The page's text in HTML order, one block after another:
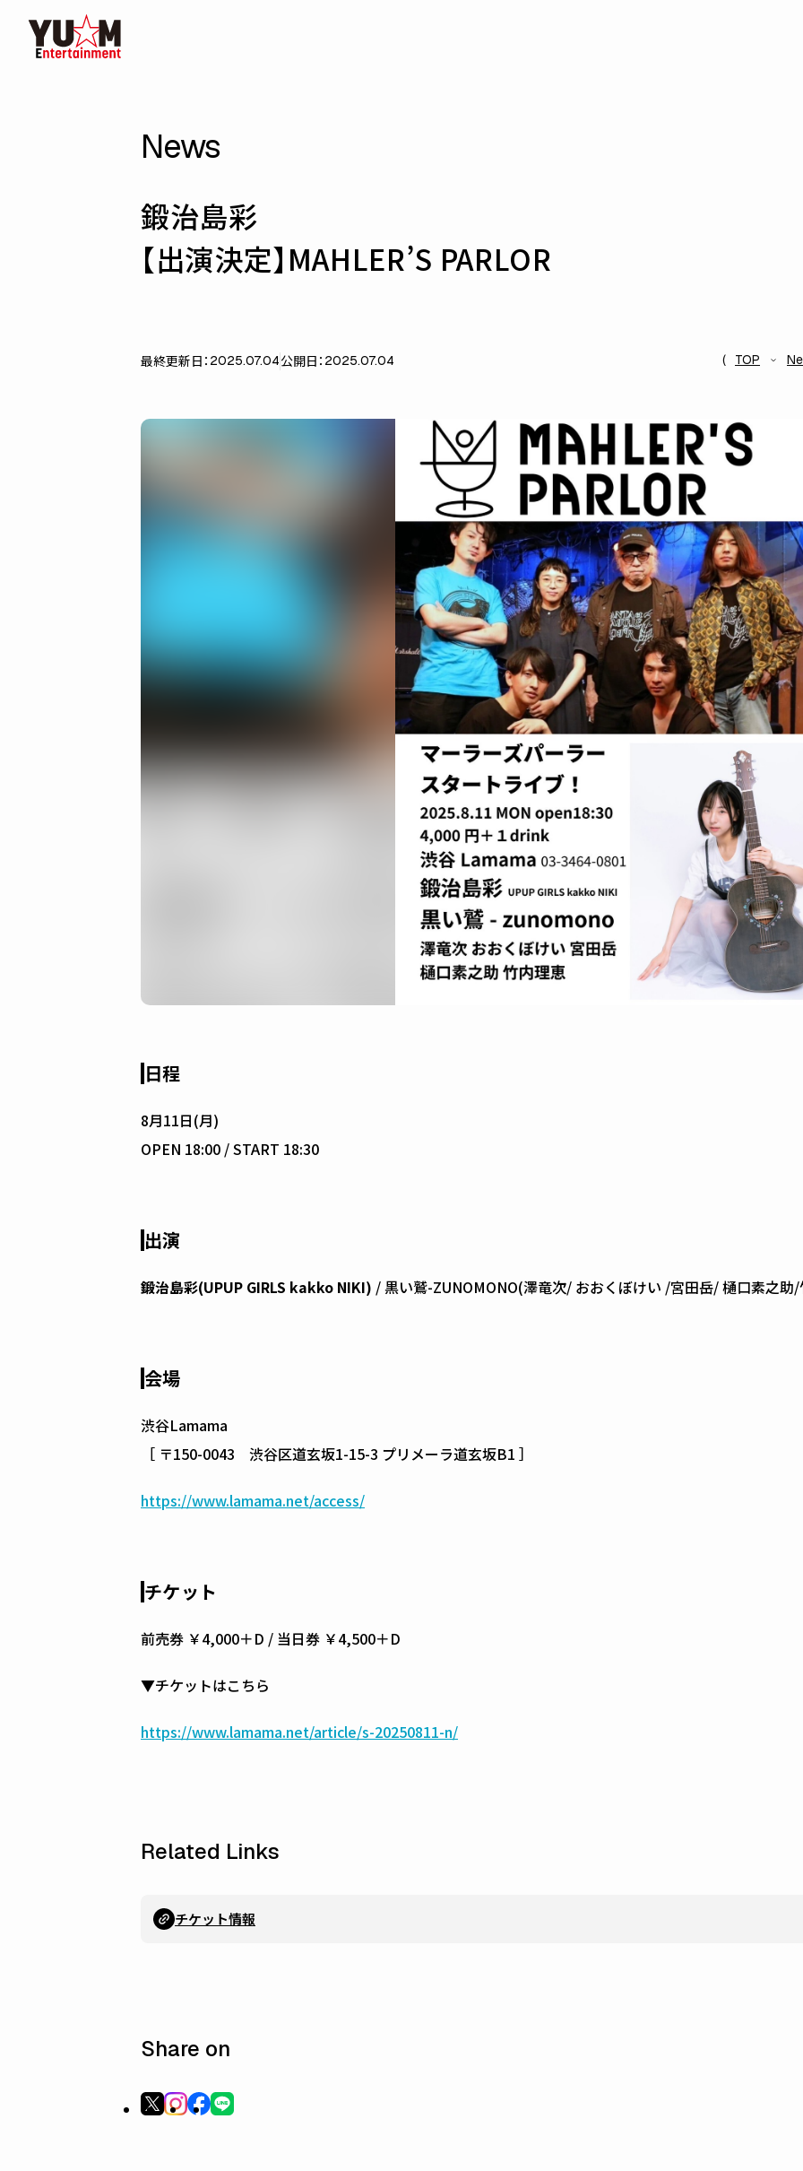
News
鍛治島彩
【出演決定】MAHLER’S PARLOR
最終更新日： 2025.07.04公開日： 2025.07.04 TOP
日程
8月11日(月)
OPEN 18:00 / START 18:30
出演
鍛治島彩(UPUP GIRLS kakko NIKI) / 黒い鷲-ZUNOMONO(澤竜次/ おおくぼけい /宮田岳/ 樋口素之助
会場
渋谷Lamama
［ 〒150-0043 渋谷区道玄坂1-15-3 プリメーラ道玄坂B1 ］
https://www.lamama.net/access/
チケット
前売券 ￥4,000＋D / 当日券 ￥4,500＋D
▼チケットはこちら
https://www.lamama.net/article/s-20250811-n/
Related Links
チケット情報
Share on